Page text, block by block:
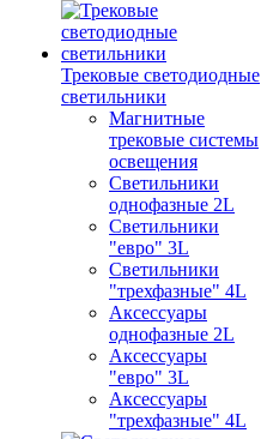
Трековые светодиодные
светильники
Магнитные
трековые системы
освещения
Светильники
однофазные 2L
Светильники
"евро" 3L
Светильники
"трехфазные" 4L
Аксессуары
однофазные 2L
Аксессуары
"евро" 3L
Аксессуары
"трехфазные" 4L